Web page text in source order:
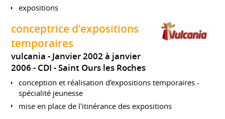
expositions
conceptrice d'expositions
temporaires
vulcania
Janvier 2002 à janvier
2006 CDI Saint Ours les Roches
conception et réalisation d'expositions temporaires -
spécialité jeunesse
mise en place de l'itinérance des expositions